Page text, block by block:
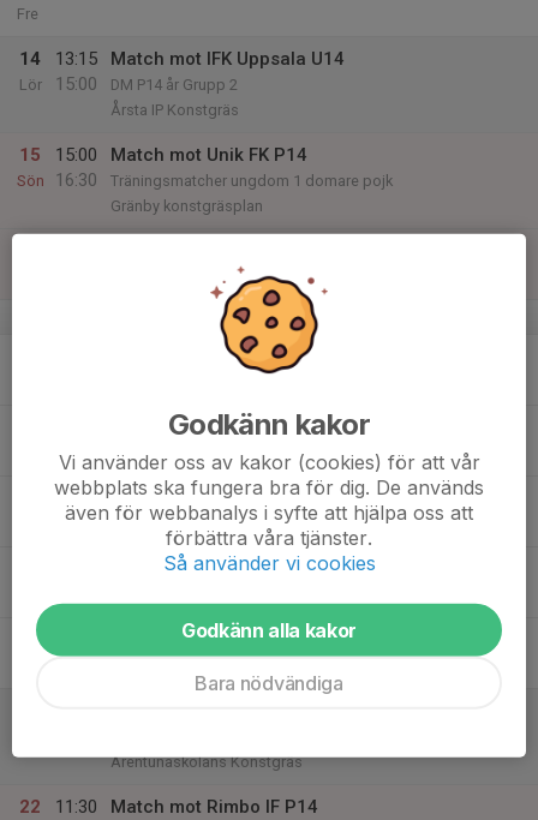
Fre
14
Lör
13:15
15:00
Match mot IFK Uppsala U14
DM P14 år Grupp 2
Årsta IP Konstgräs
15
Sön
15:00
16:30
Match mot Unik FK P14
Träningsmatcher ungdom 1 domare pojk
Gränby konstgräsplan
v.12
18:00
19:30
Träning
Årsta IP KG
Fysträning
20
Ärentunaskolans Konstgräs
22
11:30
Match mot Rimbo IF P14
Godkänn kakor
Vi använder oss av kakor (cookies) för att vår
webbplats ska fungera bra för dig. De används
även för webbanalys i syfte att hjälpa oss att
förbättra våra tjänster.
Så använder vi cookies
Godkänn alla kakor
Bara nödvändiga